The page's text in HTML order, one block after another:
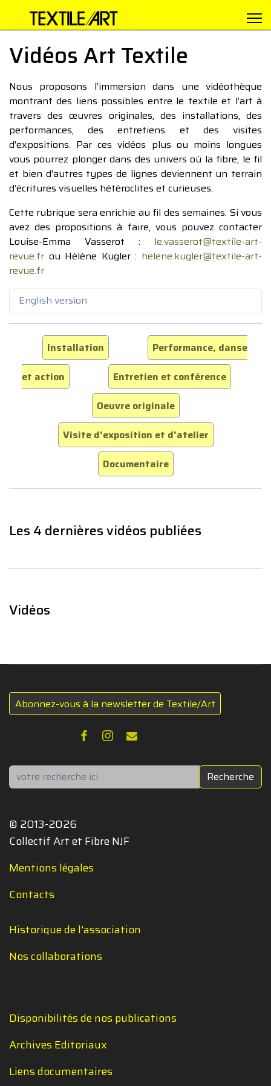
Vidéos Art Textile
Nous proposons l’immersion dans une vidéothèque
montrant des liens possibles entre le textile et l’art à
travers des œuvres originales, des installations, des
performances, des entretiens et des visites
d’expositions. Par ces vidéos plus ou moins longues
vous pourrez plonger dans des univers où la fibre, le fil
et bien d’autres types de lignes deviennent un terrain
d’écritures visuelles hétéroclites et curieuses.
Cette rubrique sera enrichie au fil des semaines. Si vous
avez des propositions à faire, vous pouvez contacter
Louise-Emma Vasserot : le.vasserot@textile-art-
revue.fr ou Hélène Kugler : helene.kugler@textile-art-
revue.fr
English version
Installation
Performance, danse
et action
Entretien et conférence
Oeuvre originale
Visite d'exposition et d'atelier
Documentaire
Les 4 dernières vidéos publiées
Vidéos
Abonnez-vous à la newsletter de Textile/Art
Rechercher Recherche
© 2013-2026
Collectif Art et Fibre NJF
Mentions légales
Contacts
Historique de l'association
Nos collaborations
Disponibilités de nos publications
Archives Editoriaux
Liens documentaires